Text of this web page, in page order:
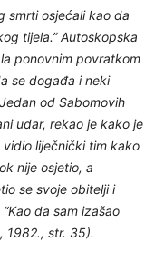
smrti osjećali kao da
tijela.” Autoskopska
ponovnim povratkom
se događa i neki
od Sabomovih
udar, rekao je kako je
liječnički tim kako
nije osjetio, a
se svoje obitelji i
“Kao da sam izašao
1982., str. 35).